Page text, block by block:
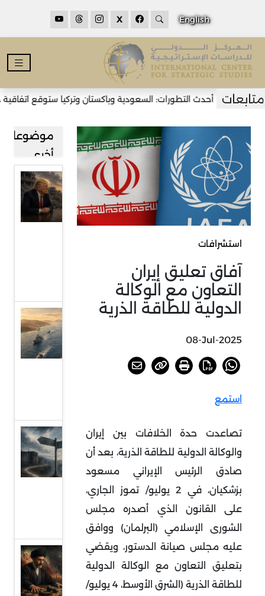
English
X
أحدث التطورات: السعودية وباكستان وتركيا ستوقع اتفاقية
استشرافات
آفاق تعليق إيران
التعاون مع الوكالة
الدولية للطاقة الذرية
08-Jul-2025
استمع
تصاعدت حدة الخلافات بين إيران
والوكالة الدولية للطاقة الذرية، بعد أن
صادق الرئيس الإيراني مسعود
بزشكيان، في 2 يوليو/ تموز الجاري،
على القانون الذي أصدره مجلس
الشورى الإسلامي (البرلمان) ووافق
عليه مجلس صيانة الدستور، ويقضي
بتعليق التعاون مع الوكالة الدولية
للطاقة الذرية (الشرق الأوسط، 4 يوليو/
موضوعات
أخرى
خطة
غزة بين
تجاوز
جديدة
الحوثيون
الناتو..
معضلة
الهوية
ومستقبل
الأمن
الجماعي
سلوك
إيران
والمخاوف